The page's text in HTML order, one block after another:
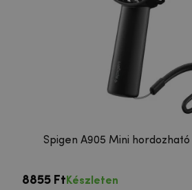
Spigen A905 Mini
8855 Ft Készleten